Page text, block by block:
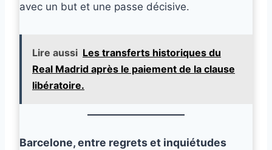
avec un but et une passe décisive.
Lire aussi Les transferts historiques du
Real Madrid après le paiement de la clause
libératoire.
Barcelone, entre regrets et inquiétudes